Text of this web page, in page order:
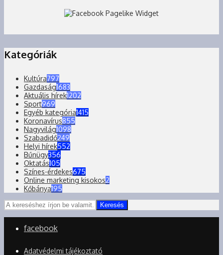
Kategóriák
Kultúra797
Gazdaság1683
Aktuális hírek1202
Sport969
Egyéb kategória1415
Koronavírus855
Nagyvilág1098
Szabadidő249
Helyi hírek552
Bűnügy356
Oktatás105
Színes-érdekes675
Online marketing kisokos2
Kőbánya195
Keresés
facebook
Adatvédelmi tájékoztató